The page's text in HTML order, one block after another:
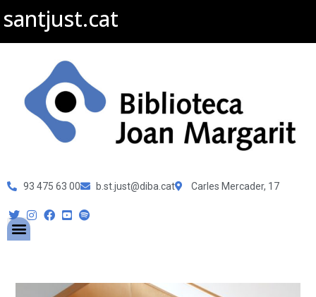
santjust.cat
93 475 63 00 b.st.just@diba.cat Carles Mercader, 17